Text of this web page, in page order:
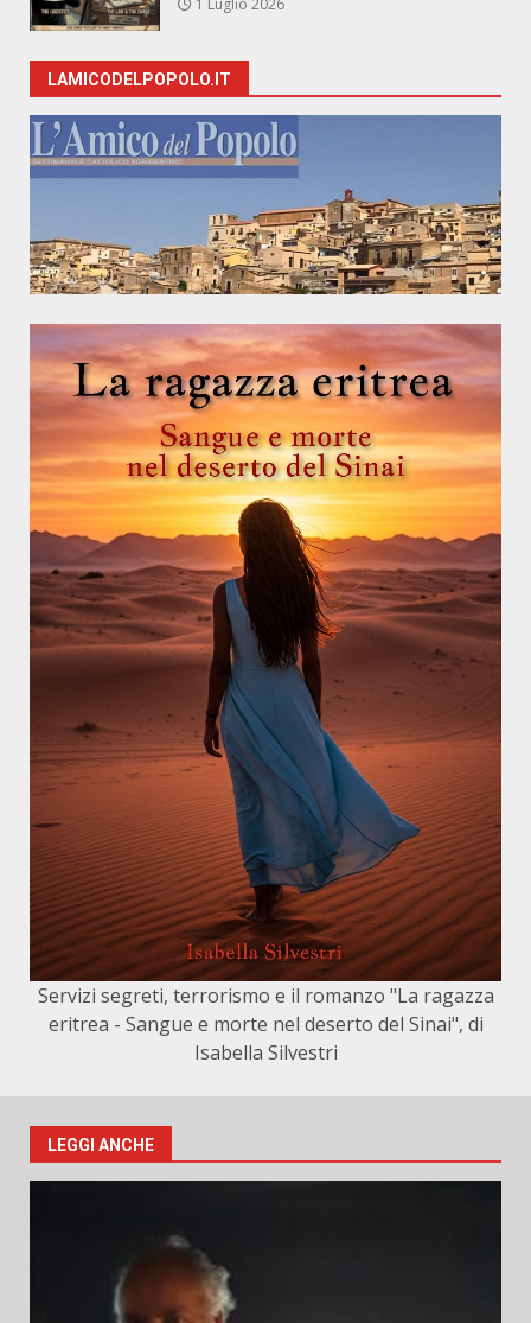
1 Luglio 2026
LAMICODELPOPOLO.IT
Servizi segreti, terrorismo e il romanzo "La ragazza
eritrea - Sangue e morte nel deserto del Sinai", di
Isabella Silvestri
LEGGI ANCHE